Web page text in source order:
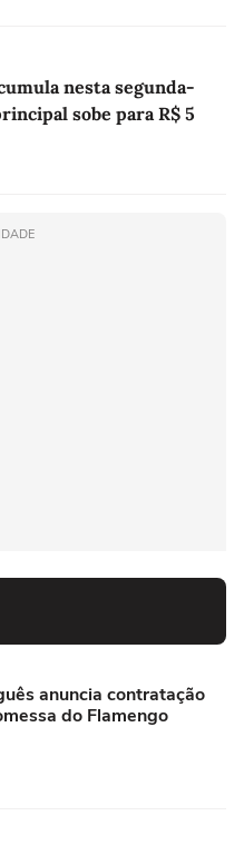
nesta segunda-
sobe para R$ 5
anuncia contratação
do Flamengo